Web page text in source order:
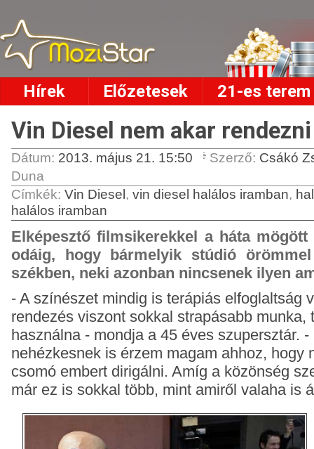
Hírek Előzetesek 21-es terem
Vin Diesel nem akar rendezni
Dátum: 2013. május 21. 15:50 Szerző: Csákó
Duna
Címkék: Vin Diesel , vin diesel halálos iramban,
halálos iramban
Elképesztő filmsikerekkel a háta
odáig, hogy bármelyik stúdió
székben, neki azonban nincsenek ilyen
- A színészet mindig is terápiás elfoglaltság
rendezés viszont sokkal strapásabb munka,
használna - mondja a 45 éves szupersztár.
nehézkesnek is érzem magam ahhoz, hogy
csomó embert dirigálni. Amíg a közönség
már ez is sokkal több, mint amiről valaha is